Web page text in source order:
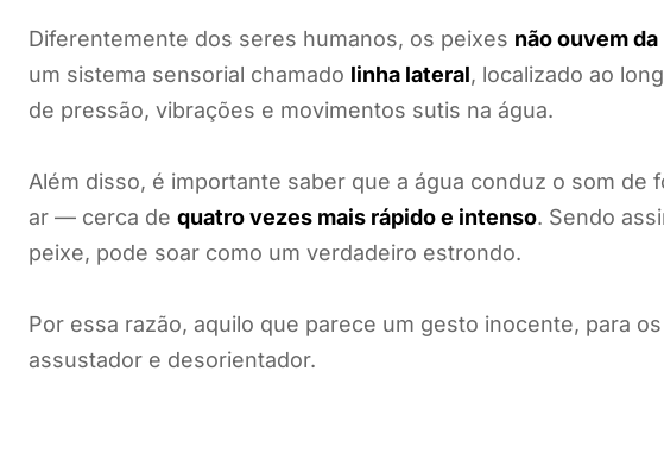
Diferentemente dos seres humanos, os peixes não ouvem
um sistema sensorial chamado linha lateral, localizado ao
de pressão, vibrações e movimentos sutis na água.
Além disso, é importante saber que a água conduz o som de
ar — cerca de quatro vezes mais rápido e intenso. Sendo
peixe, pode soar como um verdadeiro estrondo.
Por essa razão, aquilo que parece um gesto inocente, para
assustador e desorientador.